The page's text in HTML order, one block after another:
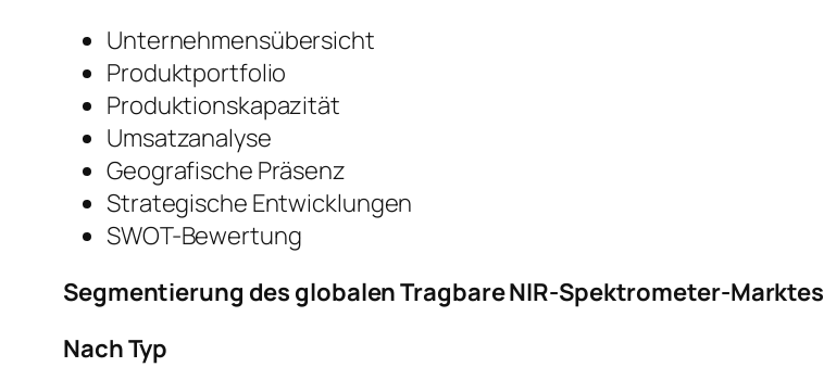
Unternehmensübersicht
Produktportfolio
Produktionskapazität
Umsatzanalyse
Geografische Präsenz
Strategische Entwicklungen
SWOT-Bewertung
Segmentierung des globalen Tragbare NIR-Spektrometer-Marktes
Nach Typ